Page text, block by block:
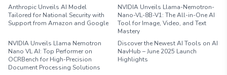
Anthropic Unveils AI Model
Tailored for National Security with
Support from Amazon and Google
NVIDIA Unveils Llama-Nemotron-
Nano-VL-8B-V1: The All-in-One AI
Tool for Image, Video, and Text
Mastery
NVIDIA Unveils Llama Nemotron
Nano VL AI: Top Performer on
OCRBench for High-Precision
Document Processing Solutions
Discover the Newest AI Tools on AI
NavHub – June 2025 Launch
Highlights